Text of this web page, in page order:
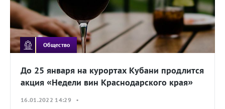
Общество
До 25 января на курортах Кубани продлится
акция «Недели вин Краснодарского края»
16.01.2022 14:29 •